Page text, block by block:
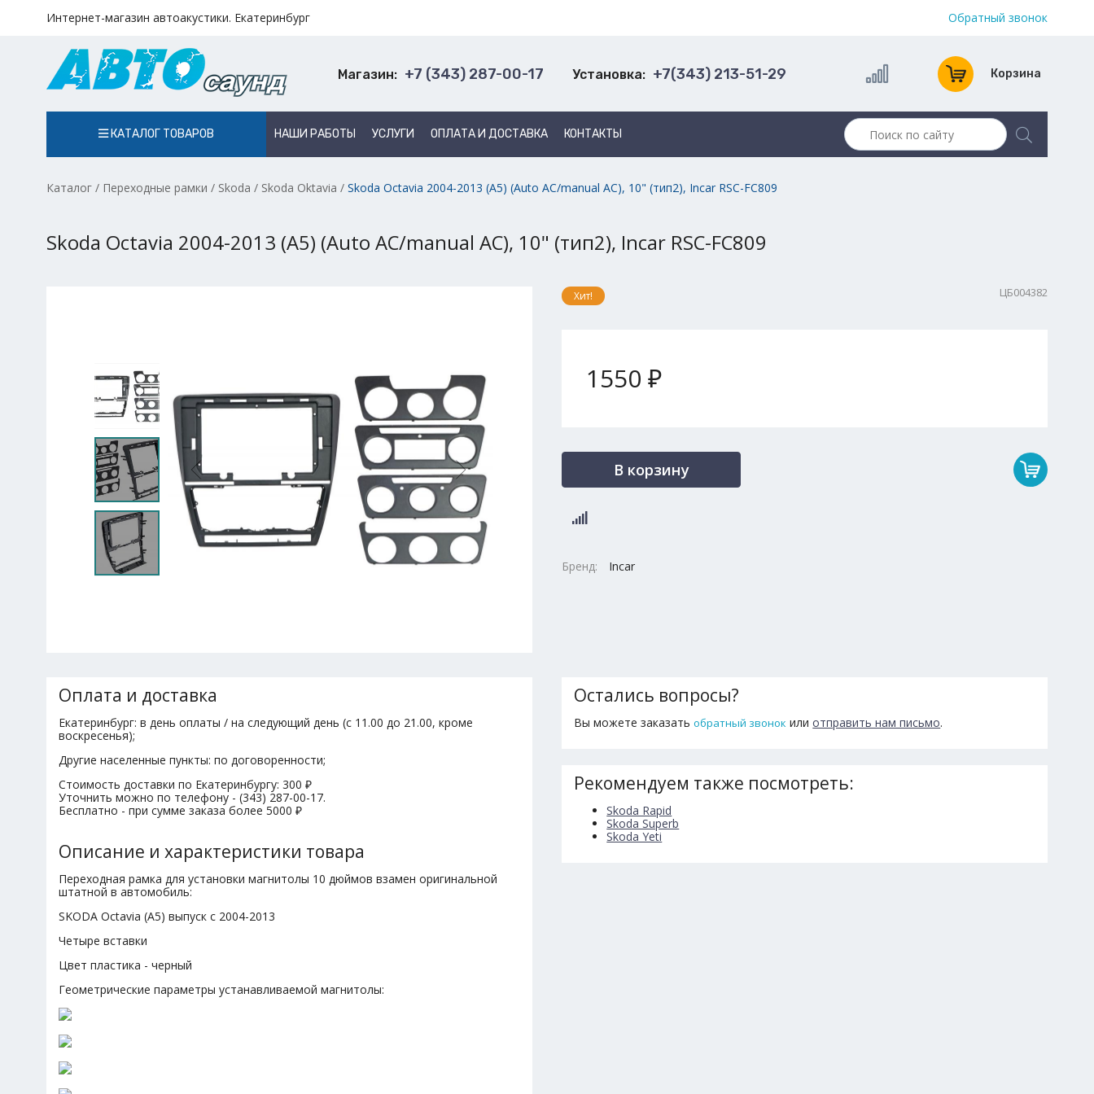
Интернет-магазин автоакустики. Екатеринбург Обратный звонок
Магазин: +7 (343) 287-00-17 Установка: +7(343) 213-51-29 Корзина
КАТАЛОГ ТОВАРОВ НАШИ РАБОТЫ УСЛУГИ ОПЛАТА И ДОСТАВКА КОНТАКТЫ
Каталог / Переходные рамки / Skoda / Skoda Oktavia / Skoda Octavia 2004-2013 (A5) (Auto AC/manual AC), 10" (тип2), Incar RSC-FC809
Skoda Octavia 2004-2013 (A5) (Auto AC/manual AC), 10" (тип2), Incar RSC-FC809
Хит! ЦБ004382
1550 ₽
В корзину
Бренд: Incar
Оплата и доставка
Екатеринбург: в день оплаты / на следующий день (с 11.00 до 21.00, кроме
воскресенья);
Другие населенные пункты: по договоренности;
Стоимость доставки по Екатеринбургу: 300 ₽
Уточнить можно по телефону - (343) 287-00-17.
Бесплатно - при сумме заказа более 5000 ₽
Описание и характеристики товара
Переходная рамка для установки магнитолы 10 дюймов взамен оригинальной
штатной в автомобиль:
SKODA Octavia (A5) выпуск с 2004-2013
Четыре вставки
Цвет пластика - черный
Геометрические параметры устанавливаемой магнитолы:
Остались вопросы?
Вы можете заказатьобратный звонок илиотправить нам письмо.
Рекомендуем также посмотреть:
Skoda Rapid
Skoda Superb
Skoda Yeti